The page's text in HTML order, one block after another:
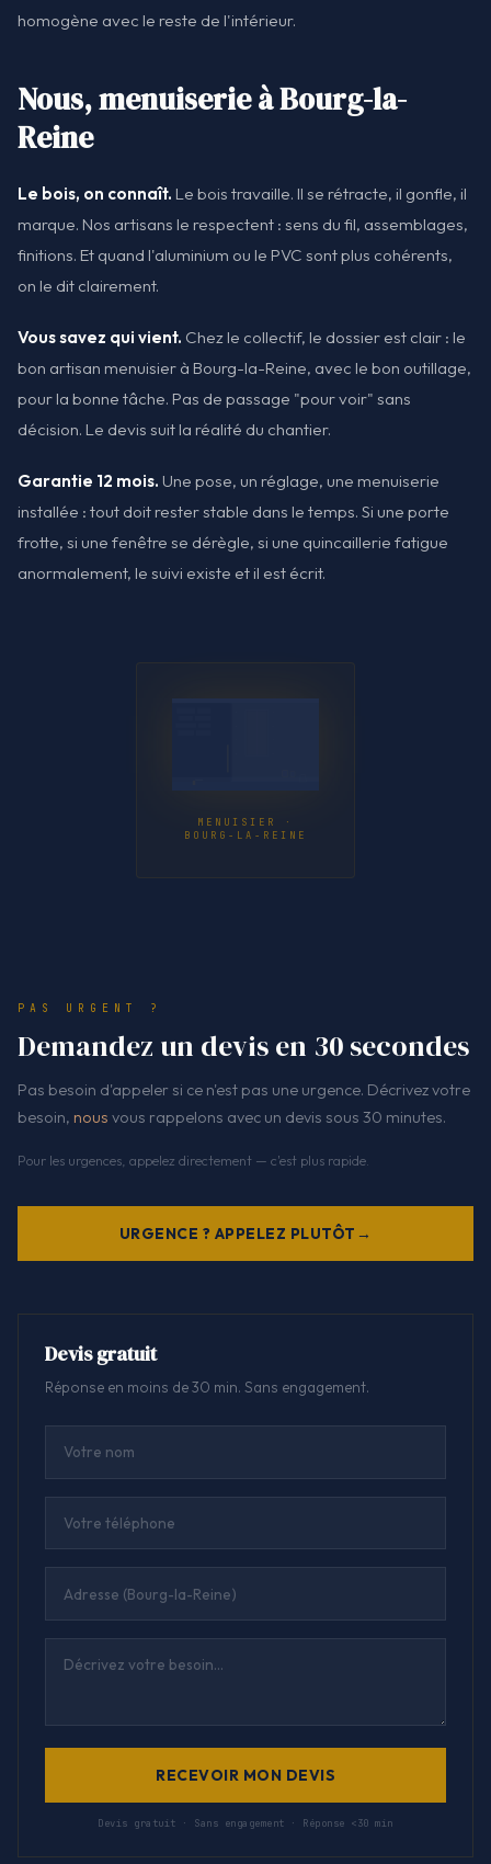
homogène avec le reste de l'intérieur.
Nous, menuiserie à Bourg-la-
Reine
Le bois, on connaît. Le bois travaille. Il se rétracte, il gonfle, il
marque. Nos artisans le respectent : sens du fil, assemblages,
finitions. Et quand l'aluminium ou le PVC sont plus cohérents,
on le dit clairement.
Vous savez qui vient. Chez le collectif, le dossier est clair : le
bon artisan menuisier à Bourg-la-Reine, avec le bon outillage,
pour la bonne tâche. Pas de passage "pour voir" sans
décision. Le devis suit la réalité du chantier.
Garantie 12 mois. Une pose, un réglage, une menuiserie
installée : tout doit rester stable dans le temps. Si une porte
frotte, si une fenêtre se dérègle, si une quincaillerie fatigue
anormalement, le suivi existe et il est écrit.
MENUISIER ·
BOURG-LA-REINE
PAS URGENT ?
Demandez un devis en 30 secondes
Pas besoin d'appeler si ce n'est pas une urgence. Décrivez votre
besoin, nous vous rappelons avec un devis sous 30 minutes.
Pour les urgences, appelez directement — c'est plus rapide.
URGENCE ? APPELEZ PLUTÔT
Devis gratuit
Réponse en moins de 30 min. Sans engagement.
RECEVOIR MON DEVIS
Devis gratuit · Sans engagement · Réponse <30 min